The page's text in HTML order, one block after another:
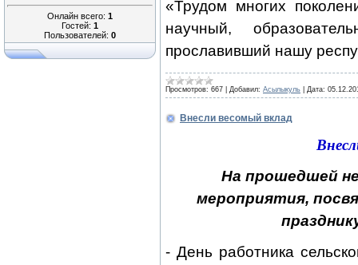
Онлайн всего: 1
Гостей: 1
Пользователей: 0
«Трудом многих
научный,
прославивший нашу
Просмотров: 667 Добавил: Асылыкуль Дата:
Внесли весомый вклад
На прошедшей
мероприятия,
- День работника